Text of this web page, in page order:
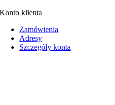
Konto klienta
Zamówienia
Adresy
Szczegóły konta